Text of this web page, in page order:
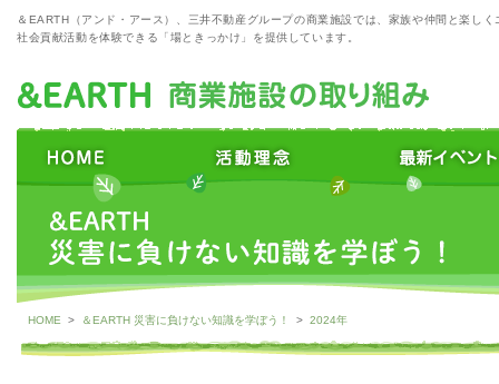
＆EARTH（アンド・アース）、三井不動産グループの商業施設では、家族や仲間と楽しく
社会貢献活動を体験できる「場ときっかけ」を提供しています。
HOME > ＆EARTH 災害に負けない知識を学ぼう！ > 2024年